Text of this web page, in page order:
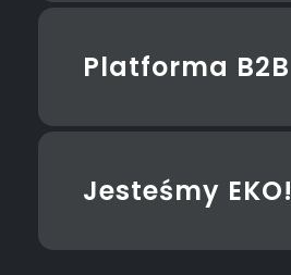
Platforma B2B
Jesteśmy EKO!